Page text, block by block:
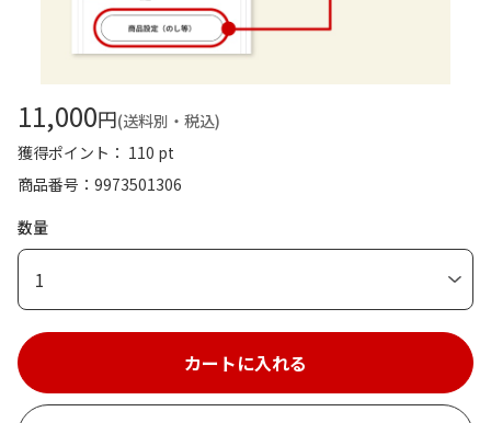
11,000円(送料別・税込)
獲得ポイント： 110 pt
商品番号
9973501306
数量
1